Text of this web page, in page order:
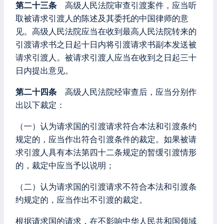
第二十三条 高级人民法院审查引渡案件，应当听
取被请求引渡人的陈述及其委托的中国律师的意
见。高级人民法院应当在收到最高人民法院转来的
引渡请求书之日起十日内将引渡请求书副本发送被
请求引渡人。被请求引渡人应当在收到之日起三十
日内提出意见。
第二十四条 高级人民法院经审查后，应当分别作
出以下裁定：
（一）认为请求国的引渡请求符合本法和引渡条约
规定的，应当作出符合引渡条件的裁定。如果被请
求引渡人具有本法第四十二条规定的暂缓引渡情形
的，裁定中应当予以说明；
（二）认为请求国的引渡请求不符合本法和引渡条
约规定的，应当作出不引渡的裁定。
根据请求国的请求，在不影响中华人民共和国领域